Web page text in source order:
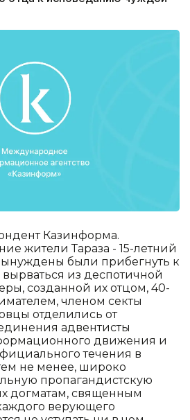
Казинформа.
жители Тараза - 15-летний
были прибегнуть к
вырваться из деспотичной
созданной их отцом, 40-
членом секты
отделились от
адвентисты
движения и
течения в
не менее, широко
пропагандистскую
догматам, священным
верующего